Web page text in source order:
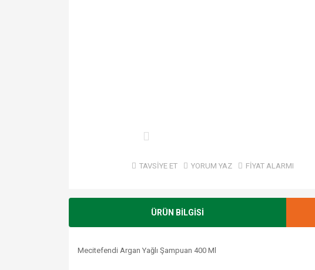
TAVSİYE ET YORUM YAZ FİYAT ALARMI
ÜRÜN BİLGİSİ
Mecitefendi Argan Yağlı Şampuan 400 Ml